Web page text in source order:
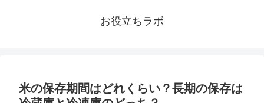
お役立ちラボ
米の保存期間はどれくらい？長期の保存は